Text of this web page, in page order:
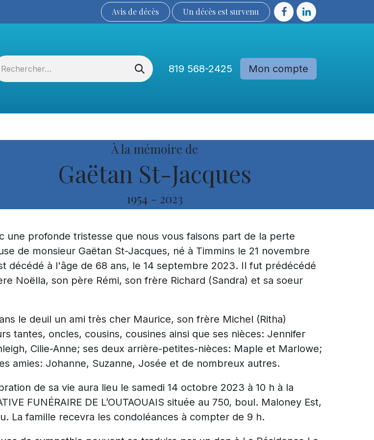
Avis de décès Un décès est sur​​​​​​​​ve​nu​​​​​​​​​​
819 568-2425 Mon compte
À la mémoire de
Gaëtan St-Jacques
1954 - 2023
une profonde tristesse que nous vous faisons part de la perte
de monsieur Gaëtan St-Jacques, né à Timmins le 21 novembre
décédé à l'âge de 68 ans, le 14 septembre 2023. Il fut prédécédé
Noëlla, son père Rémi, son frère Richard (Sandra) et sa soeur
le deuil un ami très cher Maurice, son frère Michel (Ritha)
tantes, oncles, cousins, cousines ainsi que ses nièces: Jennifer
Cilie-Anne; ses deux arrière-petites-nièces: Maple et Marlowe;
amies: Johanne, Suzanne, Josée et de nombreux autres.
de sa vie aura lieu le samedi 14 octobre 2023 à 10 h à la
FUNÉRAIRE DE L’OUTAOUAIS située au 750, boul. Maloney Est,
La famille recevra les condoléances à compter de 9 h.